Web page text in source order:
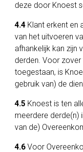
deze door Knoest
4.4 Klant erkent en
van het uitvoeren
afhankelijk kan zijn
derden. Voor
toegestaan, is
gebruik van) de
4.5 Knoest is ten
meerdere derde(n)
van de)
4.6 Voor